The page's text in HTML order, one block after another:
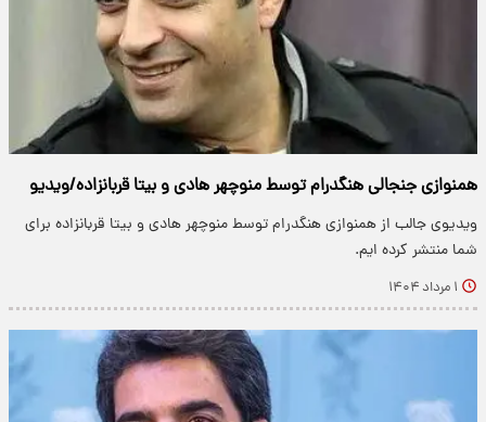
همنوازی جنجالی هنگدرام توسط منوچهر هادی و بیتا قربانزاده/ویدیو
ویدیوی جالب از همنوازی هنگدرام توسط منوچهر هادی و بیتا قربانزاده برای
شما منتشر کرده ایم.
۱ مرداد ۱۴۰۴